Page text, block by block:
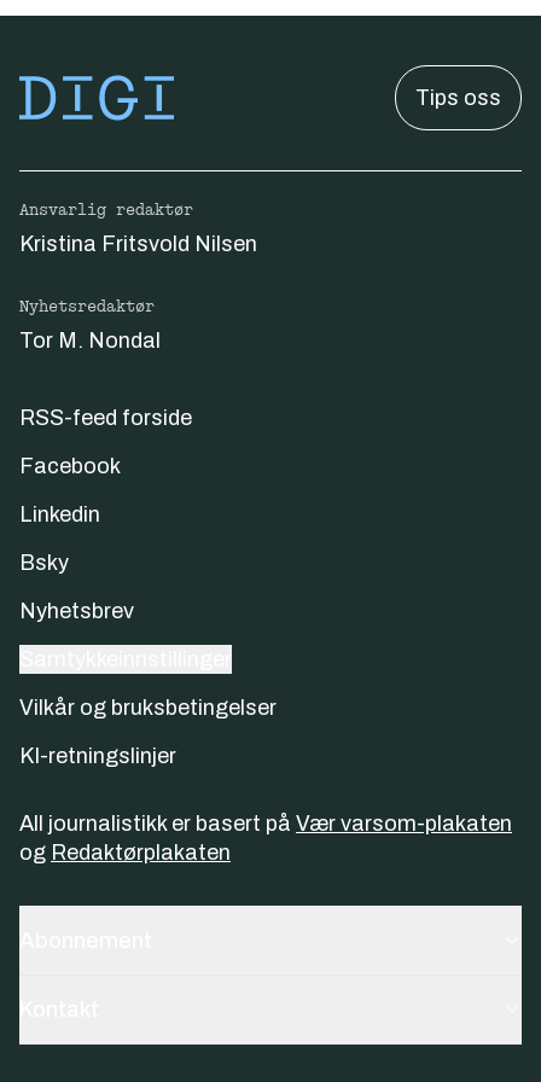
Globalconnect-kunde. Telenor Norge-sjef
konkurranse om å få kjøpe et så godt og
veldrevet selskap. Hun sier det er store
sikkerhet og underholdning.
Tips oss
Ansvarlig redaktør
Kristina Fritsvold Nilsen
Nyhetsredaktør
Tor M. Nondal
RSS-feed forside
Facebook
Linkedin
Bsky
Nyhetsbrev
Vilkår og bruksbetingelser
KI-retningslinjer
All journalistikk er basert på Vær varsom-plakaten
og Redaktørplakaten